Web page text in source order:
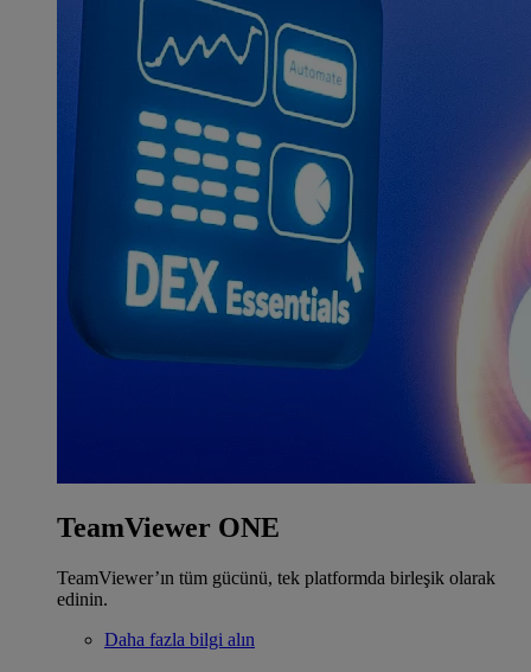
TeamViewer ONE
TeamViewer’ın tüm gücünü, tek platformda birleşik olarak
edinin.
Daha fazla bilgi alın